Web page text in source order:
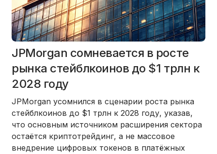
JPMorgan сомневается в росте
рынка стейблкоинов до $1 трлн к
2028 году
JPMorgan усомнился в сценарии роста рынка
стейблкоинов до $1 трлн к 2028 году, указав,
что основным источником расширения сектора
остаётся криптотрейдинг, а не массовое
внедрение цифровых токенов в платёжных